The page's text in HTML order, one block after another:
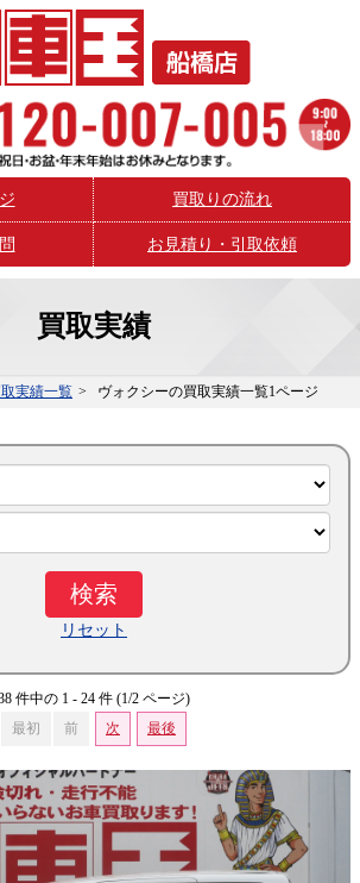
買取りの流れ
お見積り・引取依頼
買取実績
実績一覧 ヴォクシーの買取実績一覧1ページ
リセット
件中の 1 - 24 件 (1/2 ページ)
最初
前 次 最後